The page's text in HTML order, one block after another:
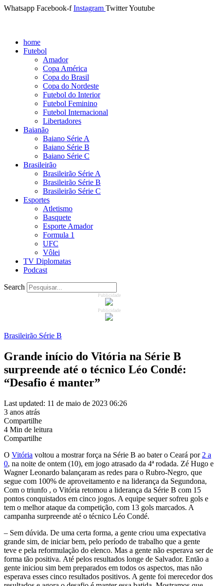
Whatsapp Facebook-f Instagram TwitterYoutube
home
Futebol
Amador
Copa América
Copa do Brasil
Copa do Nordeste
Futebol do Interior
Futebol Feminino
Futebol Internacional
Libertadores
Baianão
Baiano Série A
Baiano Série B
Baiano Série C
Brasileirão
Brasileirão Série A
Brasileirão Série B
Brasileirão Série C
Esportes
Atletismo
Basquete
Esporte Amador
Formula 1
UFC
Vôlei
TV Diplomatas
Podcast
Search
Publicidade
Publicidade
Brasileirão Série B
Grande início do Vitória na Série B
surpreende até o técnico Léo Condé:
“Desafio é manter”
Last updated: 11 de maio de 2023 06:26
3 anos atrás
Compartilhe
4 Min de leitura
Compartilhe
O Vitória voltou a mostrar força na Série B ao bater o Ceará por 2 a
0, na noite de ontem (10), em jogo atrasado da 4ª rodada. Zé Hugo e
Wagner Leonardo balançaram as redes para o Rubro-Negro, que
segue com 100% de aproveitamento e na liderança da Segundona,
Com o triunfo , o Vitória retomou a liderança da Série B com 15
pontos conquistados em cinco jogos. A equipe sequer sofreu gols e
tem o melhor ataque da competição, com 13 gols marcados. A
campanha surpreende até o técnico Léo Condé.
– Sem dúvida. De uma certa forma, a gente criou uma expectativa
grande sim, de iniciar bem, pelo período de trabalho que a gente
teve e pela reformulação do elenco. Mas a gente não esperava ser de
forma tão positiva. Até pelos resultados longe de Salvador. Então a
gente iniciou sim bem preparados em todos os aspectos, mas não
esperava esses cinco resultados positivos. A gente foi merecedor dos